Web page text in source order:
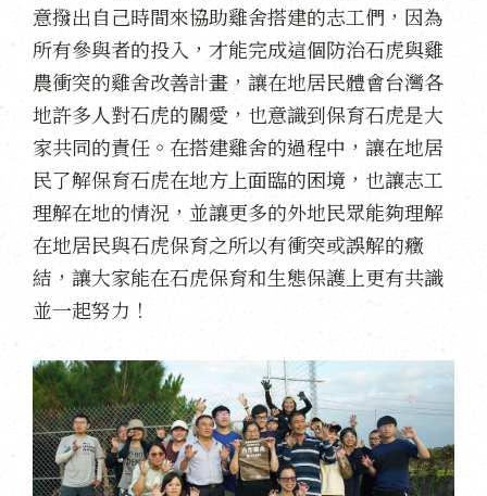
意撥出自己時間來協助雞舍搭建的志工們，因為
所有參與者的投入，才能完成這個防治石虎與雞
農衝突的雞舍改善計畫，讓在地居民體會台灣各
地許多人對石虎的關愛，也意識到保育石虎是大
家共同的責任。在搭建雞舍的過程中，讓在地居
民了解保育石虎在地方上面臨的困境，也讓志工
理解在地的情況，並讓更多的外地民眾能夠理解
在地居民與石虎保育之所以有衝突或誤解的癥
結，讓大家能在石虎保育和生態保護上更有共識
並一起努力！